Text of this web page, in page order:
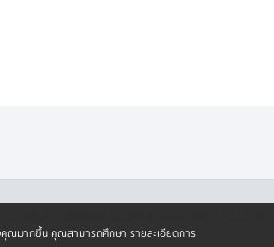
จคุณมากขึ้น คุณสามารถศึกษา รายละเอียดการ